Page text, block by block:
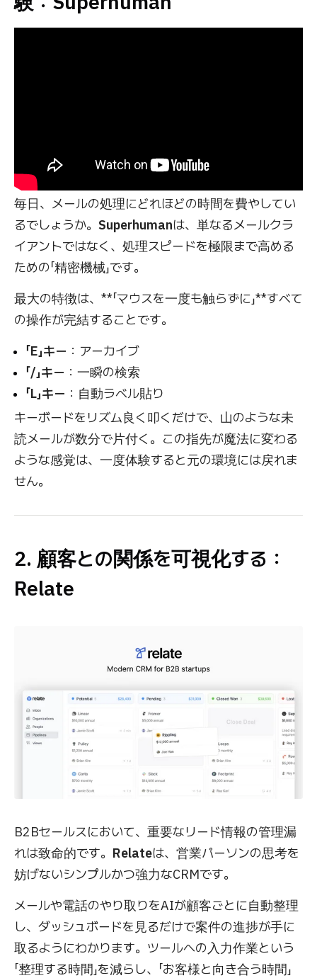
毎日、メールの処理にどれほどの時間を費やしてい
るでしょうか。 Superhumanは、単なるメールクラ
イアントではなく、処理スピードを極限まで高める
ための「精密機械」です。
最大の特徴は、**「マウスを一度も触らずに」**すべて
の操作が完結することです。
「E」キー ：アーカイブ
「/」キー ：一瞬の検索
「L」キー ：自動ラベル貼り
キーボードをリズム良く叩くだけで、山のような未
読メールが数分で片付く。この指先が魔法に変わる
ような感覚は、一度体験すると元の環境には戻れま
せん。
2. 顧客との関係を可視化する：
Relate
B2Bセールスにおいて、重要なリード情報の管理漏
れは致命的です。 Relateは、営業パーソンの思考を
妨げないシンプルかつ強力なCRMです。
メールや電話のやり取りをAIが顧客ごとに自動整理
し、ダッシュボードを見るだけで案件の進捗が手に
取るようにわかります。ツールへの入力作業という
「整理する時間」を減らし、「お客様と向き合う時間」